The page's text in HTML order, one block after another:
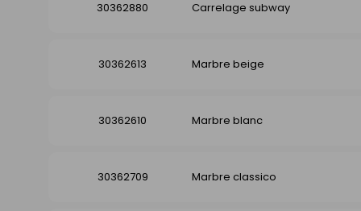
30362880 Carrelage subway
30362613 Marbre beige
30362610 Marbre blanc
30362709 Marbre classico